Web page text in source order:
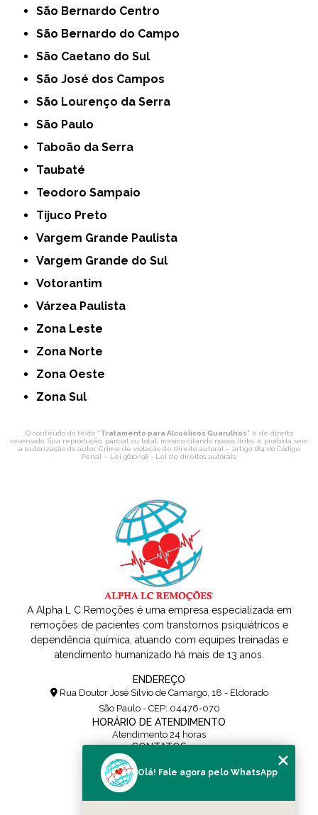
São Bernardo Centro
São Bernardo do Campo
São Caetano do Sul
São José dos Campos
São Lourenço da Serra
São Paulo
Taboão da Serra
Taubaté
Teodoro Sampaio
Tijuco Preto
Vargem Grande Paulista
Vargem Grande do Sul
Votorantim
Várzea Paulista
Zona Leste
Zona Norte
Zona Oeste
Zona Sul
O conteúdo do texto "Tratamento para Alcoólicos Guarulhos" é de direito
reservado. Sua reprodução, parcial ou total, mesmo citando nossos links, é proibida sem
a autorização do autor. Crime de violação de direito autoral – artigo 184 do Código
Penal – Lei 9610/98 - Lei de direitos autorais
A Alpha L C Remoções é uma empresa especializada em
remoções de pacientes com transtornos psiquiátricos e
dependência química, atuando com equipes treinadas e
atendimento humanizado há mais de 13 anos.
ENDEREÇO
Rua Doutor José Sílvio de Camargo, 18 - Eldorado
São Paulo - CEP: 04476-070
HORÁRIO DE ATENDIMENTO
Atendimento 24 horas
CONTATOS
(11) 5108-0171
(11) 95454-0436
contato@alpharemocoes.com.br
Olá! Fale agora pelo WhatsApp